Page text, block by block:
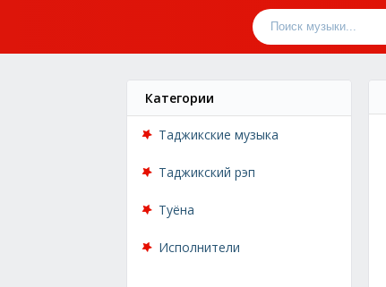
Категории
Таджикские музыка
Таджикский рэп
Туёна
Исполнители